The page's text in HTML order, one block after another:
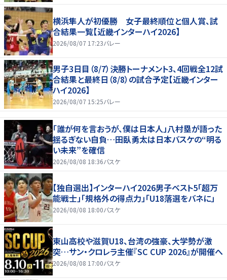
横浜隼人が初優勝 女子最終順位と個人賞、試
合結果一覧【近畿インターハイ2026】
2026/08/07 17:23バレー
男子3日目（8/7）決勝トーナメント3、4回戦全12試
合結果と最終日（8/8）の試合予定【近畿インター
ハイ2026】
2026/08/07 15:25バレー
「誰が何を言おうが、僕は日本人」八村塁が語った
揺るぎない自負…田臥勇太は日本バスケの“明る
い未来”を確信
2026/08/08 18:36バスケ
【独自選出】インターハイ2026男子ベスト5「超万
能戦士」「規格外の得点力」「U18落選をバネに」
2026/08/08 18:00バスケ
東山高校や滋賀U18、台湾の強豪、大学勢が激
突…サン・クロレラ主催『SC CUP 2026』が開催へ
2026/08/08 17:00バスケ